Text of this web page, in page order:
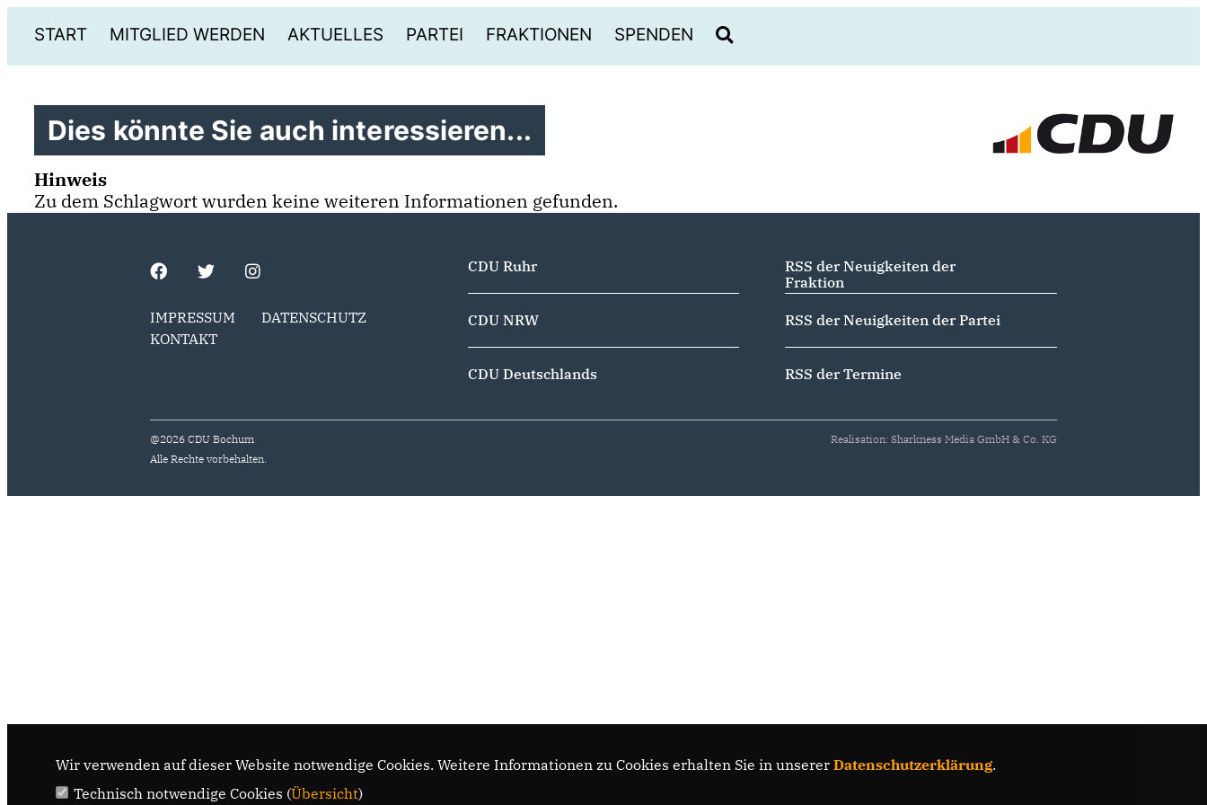
START MITGLIED WERDEN AKTUELLES PARTEI FRAKTIONEN SPENDEN
Dies könnte Sie auch interessieren...
Hinweis
Zu dem Schlagwort wurden keine weiteren Informationen gefunden.
IMPRESSUM
DATENSCHUTZ
KONTAKT
CDU Ruhr
CDU NRW
CDU Deutschlands
RSS der Neuigkeiten der
Fraktion
RSS der Neuigkeiten der Partei
RSS der Termine
@2026 CDU Bochum
Alle Rechte vorbehalten.
Realisation: Sharkness Media GmbH & Co. KG
Wir verwenden auf dieser Website notwendige Cookies. Weitere Informationen zu Cookies erhalten Sie in unserer Datenschutzerklärung.
Technisch notwendige Cookies (Übersicht)